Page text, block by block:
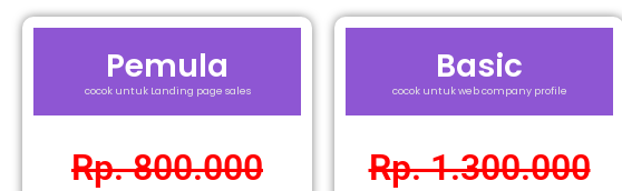
Pemula
cocok untuk Landing page sales
Rp. 800.000
Basic
cocok untuk web company profile
Rp. 1.300.000